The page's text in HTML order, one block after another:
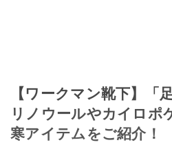
【ワークマン靴下】「
リノウールやカイロポ
寒アイテムをご紹介！